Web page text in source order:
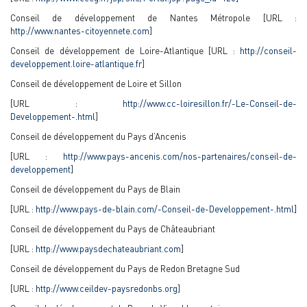
Conseil de développement de Nantes Métropole [URL :
http://www.nantes-citoyennete.com]
Conseil de développement de Loire-Atlantique [URL : http://conseil-
developpement.loire-atlantique.fr]
Conseil de développement de Loire et Sillon
[URL : http://www.cc-loiresillon.fr/-Le-Conseil-de-
Developpement-.html]
Conseil de développement du Pays d’Ancenis
[URL : http://www.pays-ancenis.com/nos-partenaires/conseil-de-
developpement]
Conseil de développement du Pays de Blain
[URL : http://www.pays-de-blain.com/-Conseil-de-Developpement-.html]
Conseil de développement du Pays de Châteaubriant
[URL : http://www.paysdechateaubriant.com]
Conseil de développement du Pays de Redon Bretagne Sud
[URL : http://www.ceildev-paysredonbs.org]